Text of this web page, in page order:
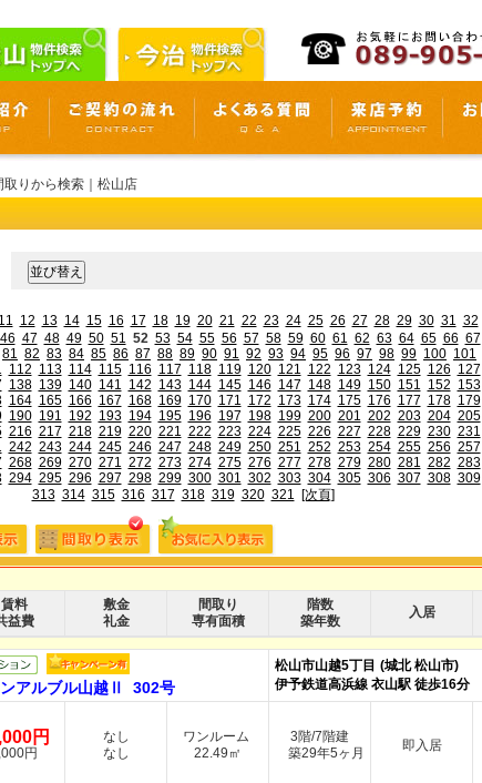
取りから検索｜松山店
11 12 13 14 15 16 17 18 19 20 21 22 23 24 25 26 27 28 29 30 31 32
46 47 48 49 50 51 52 53 54 55 56 57 58 59 60 61 62 63 64 65 66 67
81 82 83 84 85 86 87 88 89 90 91 92 93 94 95 96 97 98 99 100 101
112 113 114 115 116 117 118 119 120 121 122 123 124 125 126 127
138 139 140 141 142 143 144 145 146 147 148 149 150 151 152 153
164 165 166 167 168 169 170 171 172 173 174 175 176 177 178 179
190 191 192 193 194 195 196 197 198 199 200 201 202 203 204 205
216 217 218 219 220 221 222 223 224 225 226 227 228 229 230 231
242 243 244 245 246 247 248 249 250 251 252 253 254 255 256 257
268 269 270 271 272 273 274 275 276 277 278 279 280 281 282 283
294 295 296 297 298 299 300 301 302 303 304 305 306 307 308 309
313 314 315 316 317 318 319 320 321 [次頁]
賃料
益費
敷金
礼金
間取り
専有面積
階数
築年数
入居
アルブル山越Ⅱ 302号
松山市山越5丁目 (城北 松山市)
伊予鉄道高浜線 衣山駅 徒歩16分
円
円
なし
なし
ワンルーム
22.49㎡
3階/7階建
築29年5ヶ月
即入居